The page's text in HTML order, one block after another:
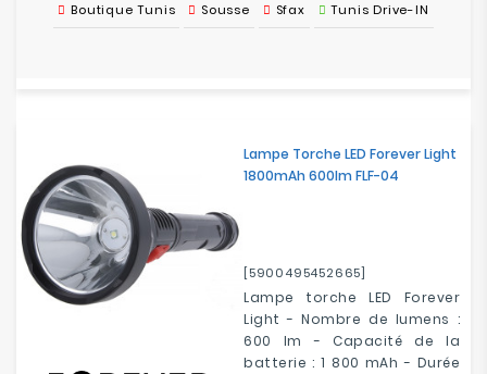
Boutique Tunis Sousse Sfax Tunis Drive-IN
Lampe Torche LED Forever Light
1800mAh 600lm FLF-04
[5900495452665]
Lampe torche LED Forever
Light - Nombre de lumens :
600 lm - Capacité de la
batterie : 1 800 mAh - Durée